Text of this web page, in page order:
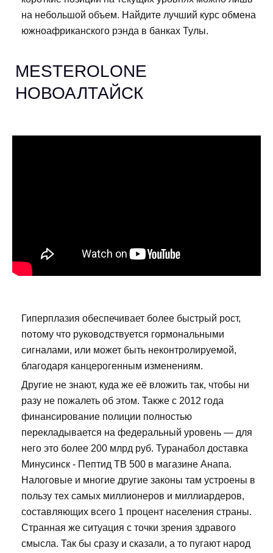
на небольшой объем. Найдите лучший курс обмена
южноафриканского рэнда в банках Тулы.
MESTEROLONE
НОВОАЛТАЙСК
Гиперплазия обеспечивает более быстрый рост,
потому что руководствуется гормональными
сигналами, или может быть неконтролируемой,
благодаря канцерогенным изменениям.
Другие не знают, куда же её вложить так, чтобы ни
разу не пожалеть об этом. Также с 2012 года
финансирование полиции полностью
перекладывается на федеральный уровень — для
него это более 200 млрд руб. Туранабол доставка
Минусинск - Пептид TB 500 в магазине Анапа.
Налоговые и многие другие законы там устроены в
пользу тех самых миллионеров и миллиардеров,
составляющих всего 1 процент населения страны.
Странная же ситуация с точки зрения здравого
смысла. Так бы сразу и сказали, а то пугают народ